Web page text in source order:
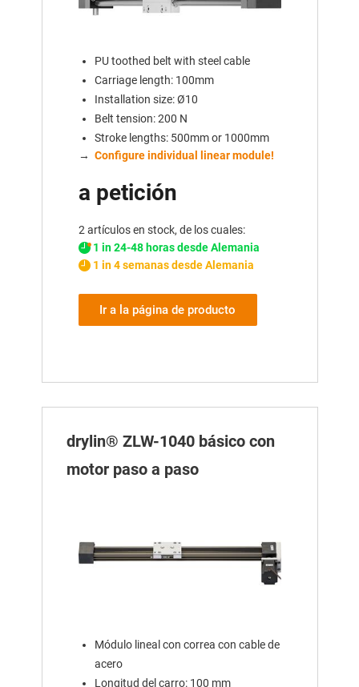
PU toothed belt with steel cable
Carriage length: 100mm
Installation size: Ø10
Belt tension: 200 N
Stroke lengths: 500mm or 1000mm
→ Configure individual linear module!
a petición
2 artículos en stock, de los cuales:
1 in 24-48 horas desde Alemania
1 in 4 semanas desde Alemania
Ir a la página de producto
drylin® ZLW-1040 básico con
motor paso a paso
Módulo lineal con correa con cable de
acero
Longitud del carro: 100 mm